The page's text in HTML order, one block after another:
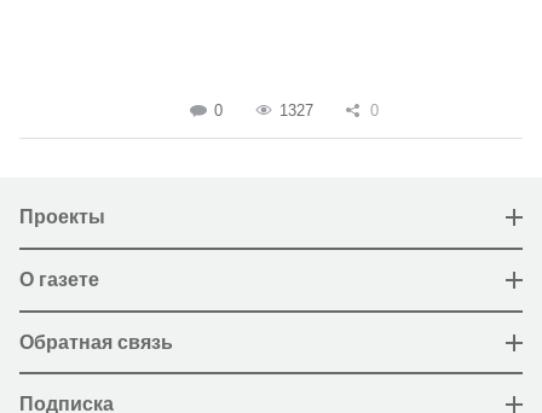
0 1327 0
Проекты
О газете
Обратная связь
Подписка